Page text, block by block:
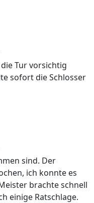
Tur vorsichtig
sofort die Schlosser
sind. Der
ich konnte es
brachte schnell
einige Ratschlage.